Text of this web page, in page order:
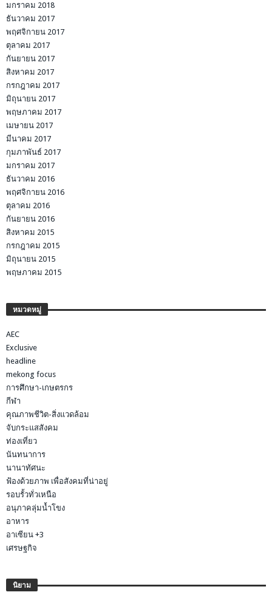
มกราคม 2018
ธันวาคม 2017
พฤศจิกายน 2017
ตุลาคม 2017
กันยายน 2017
สิงหาคม 2017
กรกฎาคม 2017
มิถุนายน 2017
พฤษภาคม 2017
เมษายน 2017
มีนาคม 2017
กุมภาพันธ์ 2017
มกราคม 2017
ธันวาคม 2016
พฤศจิกายน 2016
ตุลาคม 2016
กันยายน 2016
สิงหาคม 2015
กรกฎาคม 2015
มิถุนายน 2015
พฤษภาคม 2015
หมวดหมู่
AEC
Exclusive
headline
mekong focus
การศึกษา-เกษตรกร
กีฬา
คุณภาพชีวิต-สิ่งแวดล้อม
จับกระแสสังคม
ท่องเที่ยว
นันทนาการ
นานาทัศนะ
ฟ้องด้วยภาพ เพื่อสังคมที่น่าอยู่
รอบรั้วทั่วเหนือ
อนุภาคลุ่มน้ำโขง
อาหาร
อาเซียน +3
เศรษฐกิจ
นิยาม